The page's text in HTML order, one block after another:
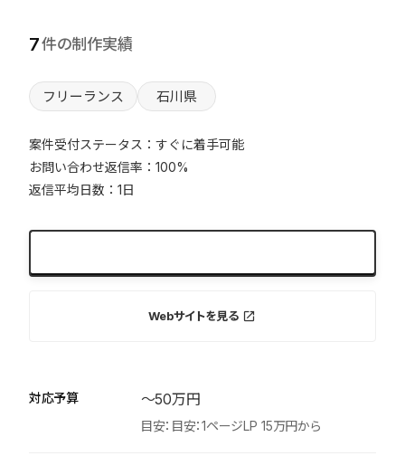
7件の制作実績
フリーランス 石川県
案件受付ステータス：すぐに着手可能
お問い合わせ返信率：100%
返信平均日数：1日
Webサイトを見る launch
対応予算 〜50万円
目安：目安：1ページLP 15万円から